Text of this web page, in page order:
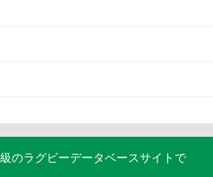
のラグビーデータベースサイトで